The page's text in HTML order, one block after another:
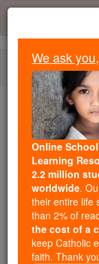
Skip
content
Trending:
Daily
Today's
Sagesse ⌄
We ask
Online
Learning
2.2 million
worldwide.
their entire life
than 2% of
the cost of a
keep Catholic
faith. Thank